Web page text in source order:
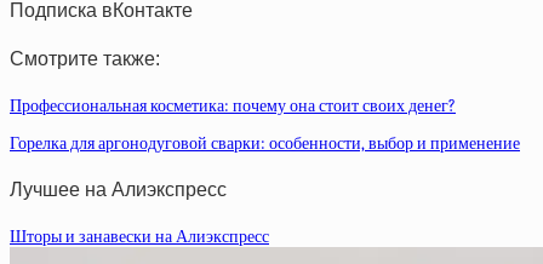
Подписка вКонтакте
Смотрите также:
Профессиональная косметика: почему она стоит своих денег?
Горелка для аргонодуговой сварки: особенности, выбор и применение
Лучшее на Алиэкспресс
Шторы и занавески на Алиэкспресс